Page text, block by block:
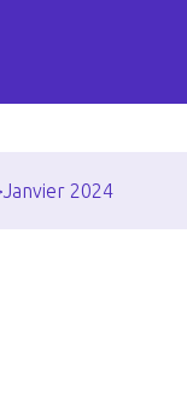
Janvier 2024